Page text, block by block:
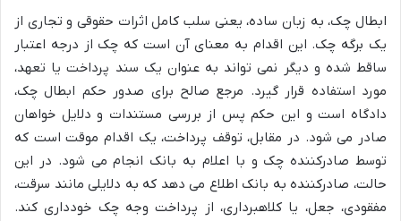
ابطال چک، به زبان ساده، یعنی سلب کامل اثرات حقوقی و تجاری از
یک برگه چک. این اقدام به معنای آن است که چک از درجه اعتبار
ساقط شده و دیگر نمی تواند به عنوان یک سند پرداخت یا تعهد،
مورد استفاده قرار گیرد. مرجع صالح برای صدور حکم ابطال چک،
دادگاه است و این حکم پس از بررسی مستندات و دلایل خواهان
صادر می شود. در مقابل، توقف پرداخت، یک اقدام موقت است که
توسط صادرکننده چک و با اعلام به بانک انجام می شود. در این
حالت، صادرکننده به بانک اطلاع می دهد که به دلایلی مانند سرقت،
مفقودی، جعل، یا کلاهبرداری، از پرداخت وجه چک خودداری کند.